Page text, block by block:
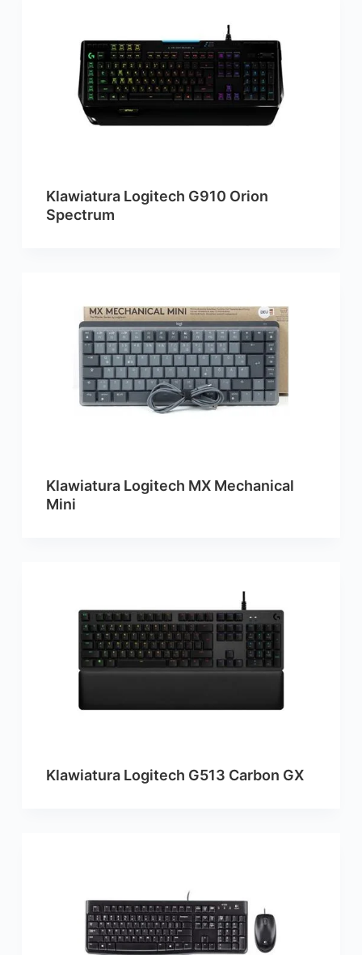
Klawiatura Logitech G910 Orion
Spectrum
Klawiatura Logitech MX Mechanical
Mini
Klawiatura Logitech G513 Carbon GX